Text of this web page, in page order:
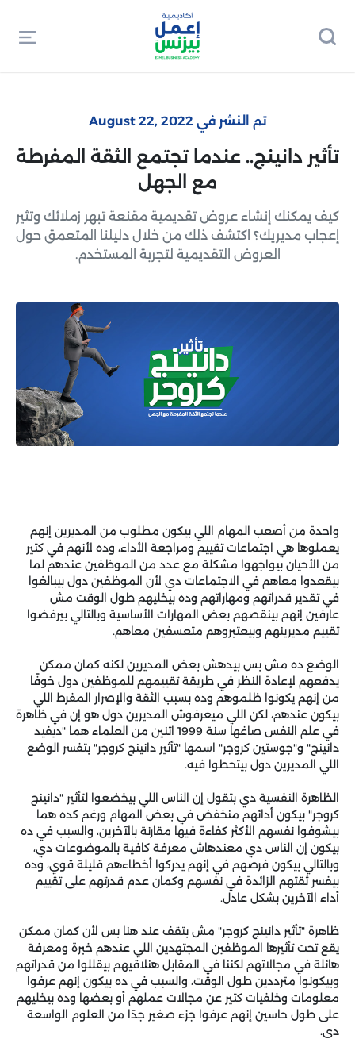
تم النشر في August 22, 2022
تأثير دانينج.. عندما تجتمع الثقة المفرطة
مع الجهل
كيف يمكنك إنشاء عروض تقديمية مقنعة تبهر زملائك وتثير
إعجاب مديريك؟ اكتشف ذلك من خلال دليلنا المتعمق حول
العروض التقديمية لتجربة المستخدم.
واحدة من أصعب المهام اللي بيكون مطلوب من المديرين إنهم
يعملوها هي اجتماعات تقييم ومراجعة الأداء، وده لأنهم في كتير
من الأحيان بيواجهوا مشكلة مع عدد من الموظفين عندهم لما
بيقعدوا معاهم في الاجتماعات دي لأن الموظفين دول بيبالغوا
في تقدير قدراتهم ومهاراتهم وده بيخليهم طول الوقت مش
عارفين إنهم بينقصهم بعض المهارات الأساسية وبالتالي بيرفضوا
تقييم مديرينهم وبيعتبروهم متعسفين معاهم.
الوضع ده مش بس بيدهش بعض المديرين لكنه كمان ممكن
يدفعهم لإعادة النظر في طريقة تقييمهم للموظفين دول خوفًا
من إنهم يكونوا ظلموهم وده بسبب الثقة والإصرار المفرط اللي
بيكون عندهم، لكن اللي ميعرفوش المديرين دول هو إن في ظاهرة
في علم النفس صاغها سنة 1999 اتنين من العلماء هما "ديفيد
دانينج" و"جوستين كروجر" اسمها "تأثير دانينج كروجر" بتفسر الوضع
اللي المديرين دول بيتحطوا فيه.
الظاهرة النفسية دي بتقول إن الناس اللي بيخضعوا لتأثير "دانينج
كروجر" بيكون أدائهم منخفض في بعض المهام ورغم كده هما
بيشوفوا نفسهم الأكثر كفاءة فيها مقارنة بالآخرين، والسبب في ده
بيكون إن الناس دي معندهاش معرفة كافية بالموضوعات دي،
وبالتالي بيكون فرصهم في إنهم يدركوا أخطاءهم قليلة قوي، وده
بيفسر ثقتهم الزائدة في نفسهم وكمان عدم قدرتهم على تقييم
أداء الآخرين بشكل عادل.
ظاهرة "تأثير دانينج كروجر" مش بتقف عند هنا بس لأن كمان ممكن
يقع تحت تأثيرها الموظفين المجتهدين اللي عندهم خبرة ومعرفة
هائلة في مجالاتهم لكننا في المقابل هنلاقيهم بيقللوا من قدراتهم
وبيكونوا مترددين طول الوقت، والسبب في ده بيكون إنهم عرفوا
معلومات وخلفيات كتير عن مجالات عملهم أو بعضها وده بيخليهم
على طول حاسين إنهم عرفوا جزء صغير جدًا من العلوم الواسعة
دي.